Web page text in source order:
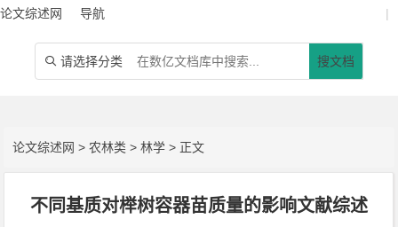
论文综述网 导航 |
 请选择分类 搜文档
论文综述网 >农林类 >林学 > 正文
不同基质对榉树容器苗质量的影响文献综述